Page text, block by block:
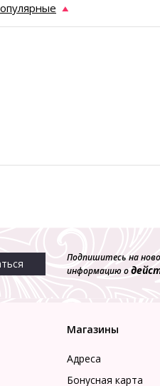
Подпишитесь на
информацию о
Магазины
Адреса
Бонусная карта